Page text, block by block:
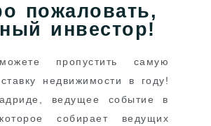
пожаловать,
инвестор!
пропустить самую
недвижимости в году!
ведущее событие в
собирает ведущих